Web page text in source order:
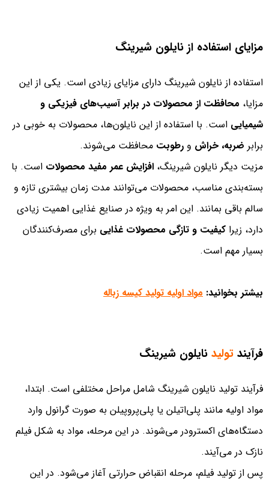
مزایای استفاده از نایلون شیرینگ
استفاده از نایلون شیرینگ دارای مزایای زیادی است. یکی از این
مزایا، محافظت از محصولات در برابر آسیب‌های فیزیکی و
شیمیایی است. با استفاده از این نایلون‌ها، محصولات به خوبی در
برابر ضربه، خراش و رطوبت محافظت می‌شوند.
مزیت دیگر نایلون شیرینگ، افزایش عمر مفید محصولات است. با
بسته‌بندی مناسب، محصولات می‌توانند مدت زمان بیشتری تازه و
سالم باقی بمانند. این امر به ویژه در صنایع غذایی اهمیت زیادی
دارد، زیرا کیفیت و تازگی محصولات غذایی برای مصرف‌کنندگان
بسیار مهم است.
بیشتر بخوانید: مواد اولیه تولید کیسه زباله
فرآیند تولید نایلون شیرینگ
فرآیند تولید نایلون شیرینگ شامل مراحل مختلفی است. ابتدا،
مواد اولیه مانند پلی‌اتیلن یا پلی‌پروپیلن به صورت گرانول وارد
دستگاه‌های اکسترودر می‌شوند. در این مرحله، مواد به شکل فیلم
نازک در می‌آیند.
پس از تولید فیلم، مرحله انقباض حرارتی آغاز می‌شود. در این